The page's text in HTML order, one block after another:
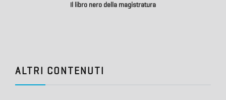
Il libro nero della magistratura
ALTRI CONTENUTI